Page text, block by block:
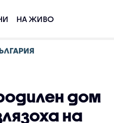
НА ЖИВО
дом
на